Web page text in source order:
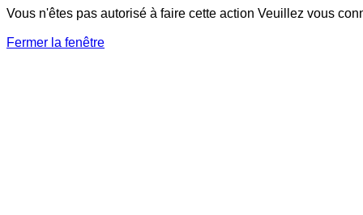
Vous n'êtes pas autorisé à faire cette action Veuillez vous
Fermer la fenêtre